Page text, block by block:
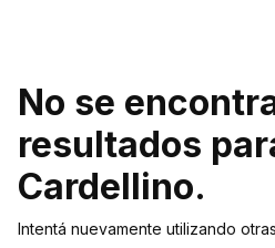
No se
resultados
Cardellino.
Intentá nuevamente utilizando